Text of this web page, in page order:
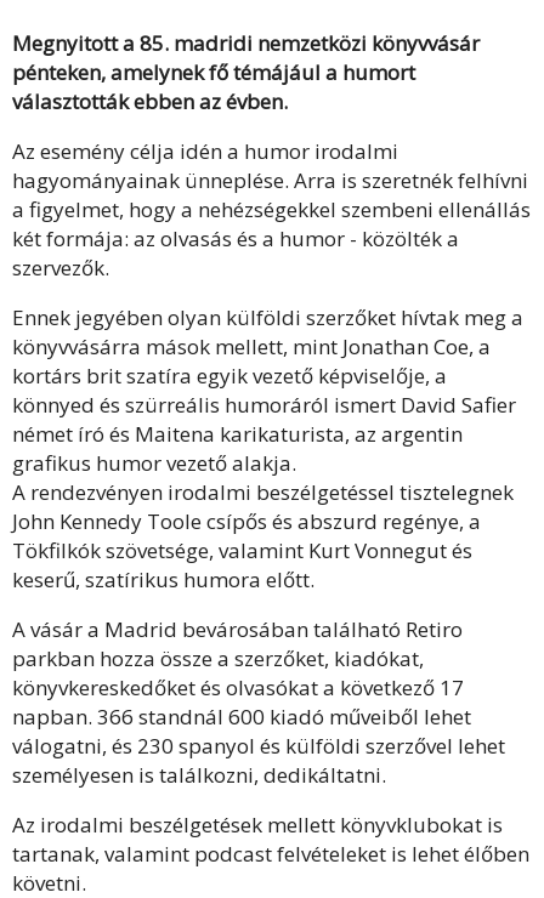
Megnyitott a 85. madridi nemzetközi könyvvásár
pénteken, amelynek fő témájául a humort
választották ebben az évben.
Az esemény célja idén a humor irodalmi
hagyományainak ünneplése. Arra is szeretnék felhívni
a figyelmet, hogy a nehézségekkel szembeni ellenállás
két formája: az olvasás és a humor - közölték a
szervezők.
Ennek jegyében olyan külföldi szerzőket hívtak meg a
könyvvásárra mások mellett, mint Jonathan Coe, a
kortárs brit szatíra egyik vezető képviselője, a
könnyed és szürreális humoráról ismert David Safier
német író és Maitena karikaturista, az argentin
grafikus humor vezető alakja.
A rendezvényen irodalmi beszélgetéssel tisztelegnek
John Kennedy Toole csípős és abszurd regénye, a
Tökfilkók szövetsége, valamint Kurt Vonnegut és
keserű, szatírikus humora előtt.
A vásár a Madrid bevárosában található Retiro
parkban hozza össze a szerzőket, kiadókat,
könyvkereskedőket és olvasókat a következő 17
napban. 366 standnál 600 kiadó műveiből lehet
válogatni, és 230 spanyol és külföldi szerzővel lehet
személyesen is találkozni, dedikáltatni.
Az irodalmi beszélgetések mellett könyvklubokat is
tartanak, valamint podcast felvételeket is lehet élőben
követni.